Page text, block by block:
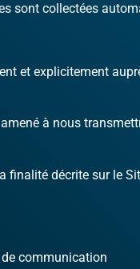
sont collectées
et explicitement
à nous
finalité décrite sur le
communication